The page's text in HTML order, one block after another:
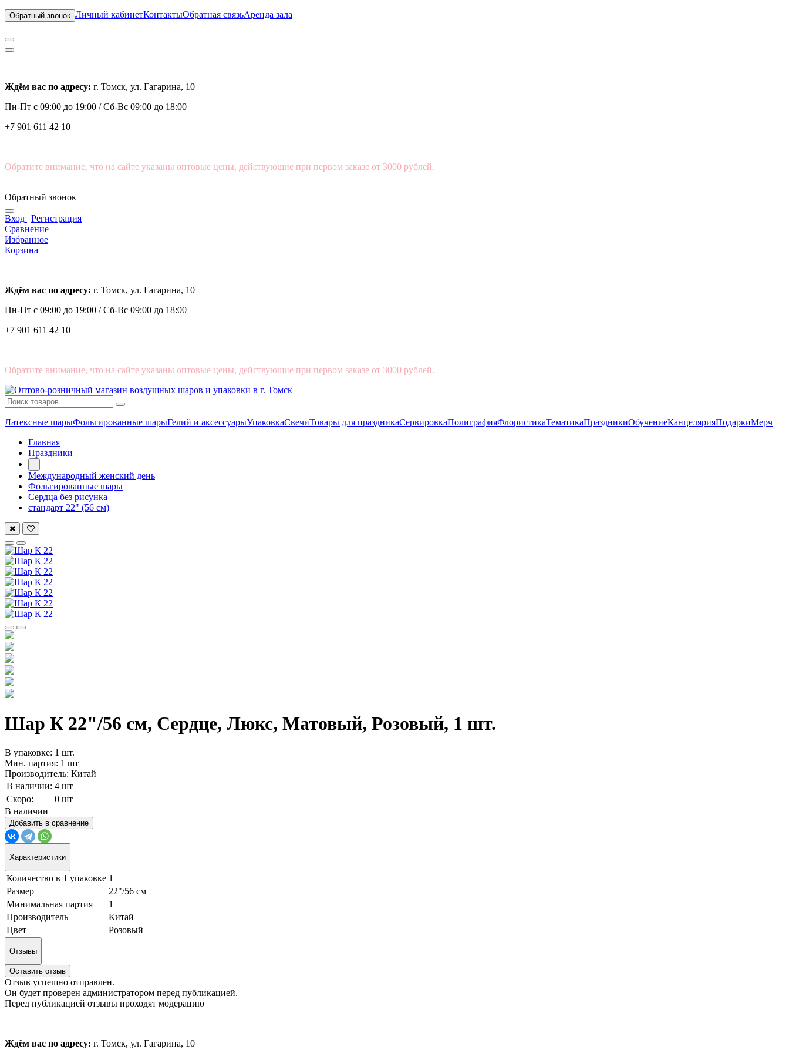
Обратный звонок Личный кабинетКонтактыОбратная связьАренда зала
Ждём вас по адресу: г. Томск, ул. Гагарина, 10
Пн-Пт с 09:00 до 19:00 /Сб-Вс 09:00 до 18:00
+7 901 611 42 10
Обратите внимание, что на сайте указаны оптовые цены, действующие при первом заказе от 3000 рублей.
Обратный звонок
Вход | Регистрация
Сравнение
Избранное
Корзина
Ждём вас по адресу: г. Томск, ул. Гагарина, 10
Пн-Пт с 09:00 до 19:00 /Сб-Вс 09:00 до 18:00
+7 901 611 42 10
Обратите внимание, что на сайте указаны оптовые цены, действующие при первом заказе от 3000 рублей.
Латексные шарыФольгированные шарыГелий и аксессуарыУпаковкаСвечиТовары для праздникаСервировкаПолиграфияФлористикаТематикаПраздникиОбучениеКанцелярияПодаркиМерч
Главная
Праздники
-
Международный женский день
Фольгированные шары
Сердца без рисунка
стандарт 22" (56 см)
Шар К 22"/56 см, Сердце, Люкс, Матовый, Розовый, 1 шт.
В упаковке: 1 шт.
Мин. партия: 1 шт
Производитель: Китай
В наличии: 4 шт
Скоро:
0 шт
В наличии
Добавить в сравнение
Характеристики
Количество в 1 упаковке 1
Размер
22"/56 см
Минимальная партия
1
Производитель
Китай
Цвет
Розовый
Отзывы
Оставить отзыв
Отзыв успешно отправлен.
Он будет проверен администратором перед публикацией.
Перед публикацией отзывы проходят модерацию
Ждём вас по адресу: г. Томск, ул. Гагарина, 10